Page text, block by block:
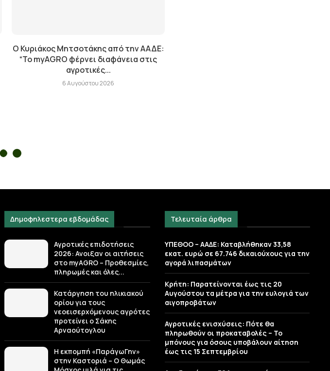
Ο Κυριάκος Μητσοτάκης από την ΑΑΔΕ:
“Το myAGRO φέρνει διαφάνεια στις
αγροτικές...
6 Αυγούστου 2026
Δημοφηλεστερα εβδομάδας
Αγροτικές επιδοτήσεις
2026: Ανοιξαν οι αιτήσεις
στο myAGRO – Προθεσμίες,
πληρωμές και όλες...
Κατάργηση του ηλικιακού
ορίου για τους
νεοεισερχόμενους αγρότες
προτείνει ο Σάκης
Αρναούτογλου
Η εκπομπή «ΠαράγωΓην»
στην Καστοριά – Ο Θωμάς
Τελευταία άρθρα
ΥΠΕΘΟΟ – ΑΑΔΕ: Καταβλήθηκαν 33,58
εκατ. ευρώ σε 67.746 δικαιούχους για την
αγορά λιπασμάτων
Κρήτη: Παρατείνονται έως τις 20
Αυγούστου τα μέτρα για την ευλογιά των
αιγοπροβάτων
Αγροτικές ενισχύσεις: Πότε θα
πληρωθούν οι προκαταβολές – Το
μπόνους για όσους υποβάλουν αίτηση
έως τις 15 Σεπτεμβρίου